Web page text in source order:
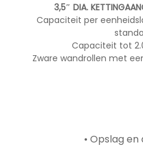
3,5″ DIA.
Capaciteit per
Capaciteit tot
Zware wandrollen met
• Opslag